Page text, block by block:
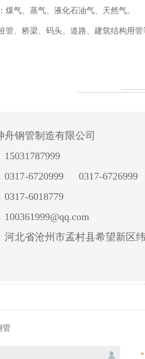
煤气、蒸气、液化石油气、天然气。
管、桥梁、码头、道路、建筑结构用管
舟钢管制造有限公司
15031787999
0317-6720999 0317-6726999
0317-6018779
100361999@qq.com
河北省沧州市孟村县希望新区
管
*